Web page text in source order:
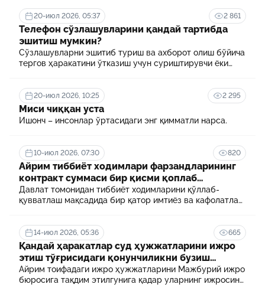
20-июл 2026, 05:37 2 861
Телефон сўзлашувларини қандай тартибда
эшитиш мумкин?
Сўзлашувларни эшитиб туриш ва ахборот олиш бўйича
тергов ҳаракатини ўтказиш учун суриштирувчи ёки
20-июл 2026, 10:25 2 295
Миси чиққан уста
Ишонч – инсонлар ўртасидаги энг қимматли нарса.
10-июл 2026, 07:30 820
Айрим тиббиёт ходимлари фарзандларининг
контракт суммаси бир қисми қоплаб
берилади
Давлат томонидан тиббиёт ходимларини қўллаб-
қувватлаш мақсадида бир қатор имтиёз ва кафолатлар
муассасасида ўқиш учун тўланадиган контракт
маблағининг бир қисмини қоплаб бериш тартибидир
14-июл 2026, 05:36 665
Қандай ҳаракатлар суд ҳужжатларини ижро
этиш тўғрисидаги қонунчиликни бузиш
ҳисобланади? 5 муҳим факт
Айрим тоифадаги ижро ҳужжатларини Мажбурий ижро
бюросига тақдим этилгунига қадар уларнинг ижросини